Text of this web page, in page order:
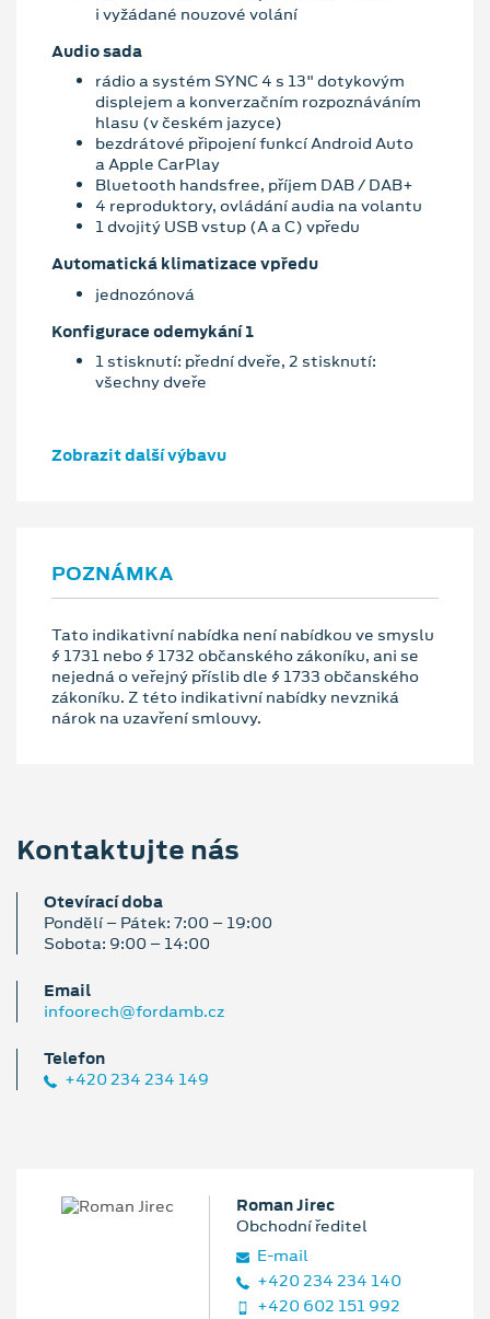
i vyžádané nouzové volání
Audio sada
rádio a systém SYNC 4 s 13" dotykovým
displejem a konverzačním rozpoznáváním
hlasu (v českém jazyce)
bezdrátové připojení funkcí Android Auto
a Apple CarPlay
Bluetooth handsfree, příjem DAB / DAB+
4 reproduktory, ovládání audia na volantu
1 dvojitý USB vstup (A a C) vpředu
Automatická klimatizace vpředu
jednozónová
Konfigurace odemykání 1
1 stisknutí: přední dveře, 2 stisknutí:
všechny dveře
Zobrazit další výbavu
POZNÁMKA
Tato indikativní nabídka není nabídkou ve smyslu
§ 1731 nebo § 1732 občanského zákoníku, ani se
nejedná o veřejný příslib dle § 1733 občanského
zákoníku. Z této indikativní nabídky nevzniká
nárok na uzavření smlouvy.
Kontaktujte nás
Otevírací doba
Pondělí – Pátek: 7:00 – 19:00
Sobota: 9:00 – 14:00
Email
infoorech@fordamb.cz
Telefon
+420 234 234 149
Roman Jirec
Obchodní ředitel
E‑mail
+420 234 234 140
+420 602 151 992